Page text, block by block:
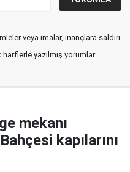
veya imalar, inançlara saldırı
yazılmış yorumlar
mekanı
kapılarını